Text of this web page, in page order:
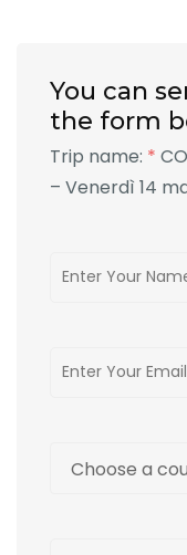
You can
the form
Trip name: *
– Venerdì 14